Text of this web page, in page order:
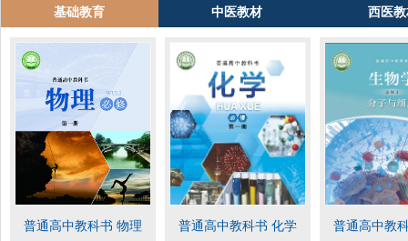
基础教育 中医教材 西医
普通高中教科书 物理 普通高中教科书 化学 普通高中教